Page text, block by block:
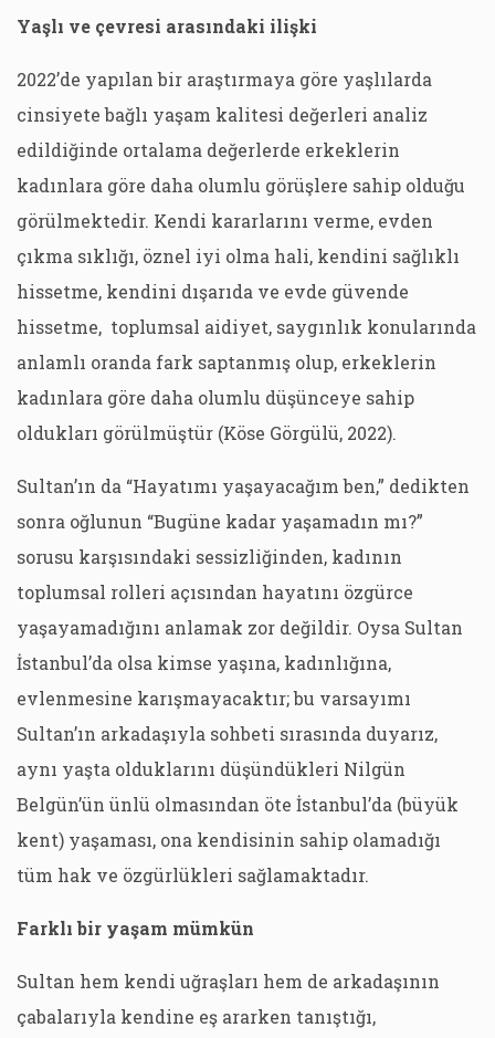
Yaşlı ve çevresi arasındaki ilişki
2022’de yapılan bir araştırmaya göre yaşlılarda
cinsiyete bağlı yaşam kalitesi değerleri analiz
edildiğinde ortalama değerlerde erkeklerin
kadınlara göre daha olumlu görüşlere sahip olduğu
görülmektedir. Kendi kararlarını verme, evden
çıkma sıklığı, öznel iyi olma hali, kendini sağlıklı
hissetme, kendini dışarıda ve evde güvende
hissetme, toplumsal aidiyet, saygınlık konularında
anlamlı oranda fark saptanmış olup, erkeklerin
kadınlara göre daha olumlu düşünceye sahip
oldukları görülmüştür (Köse Görgülü, 2022).
Sultan’ın da “Hayatımı yaşayacağım ben,” dedikten
sonra oğlunun “Bugüne kadar yaşamadın mı?”
sorusu karşısındaki sessizliğinden, kadının
toplumsal rolleri açısından hayatını özgürce
yaşayamadığını anlamak zor değildir. Oysa Sultan
İstanbul’da olsa kimse yaşına, kadınlığına,
evlenmesine karışmayacaktır; bu varsayımı
Sultan’ın arkadaşıyla sohbeti sırasında duyarız,
aynı yaşta olduklarını düşündükleri Nilgün
Belgün’ün ünlü olmasından öte İstanbul’da (büyük
kent) yaşaması, ona kendisinin sahip olamadığı
tüm hak ve özgürlükleri sağlamaktadır.
Farklı bir yaşam mümkün
Sultan hem kendi uğraşları hem de arkadaşının
çabalarıyla kendine eş ararken tanıştığı,